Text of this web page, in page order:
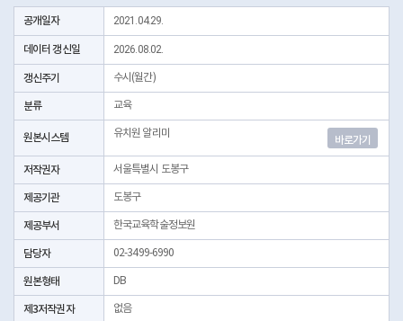
공개일자 2021.04.29.
데이터 갱신일 2026.08.02.
갱신주기 수시(월간)
분류 교육
원본시스템 유치원 알리미
바로가기
저작권자 서울특별시 도봉구
제공기관 도봉구
제공부서 한국교육학술정보원
담당자 02-3499-6990
원본형태 DB
제3저작권자 없음